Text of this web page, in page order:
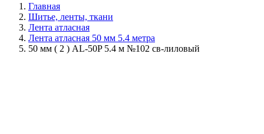
Главная
Шитье, ленты, ткани
Лента атласная
Лента атласная 50 мм 5.4 метра
50 мм ( 2 ) AL-50P 5.4 м №102 св-лиловый